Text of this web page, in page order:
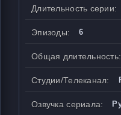
Длительность серии:
Эпизоды: 6
Общая длительность:
Студии/Телеканал:
Озвучка сериала: